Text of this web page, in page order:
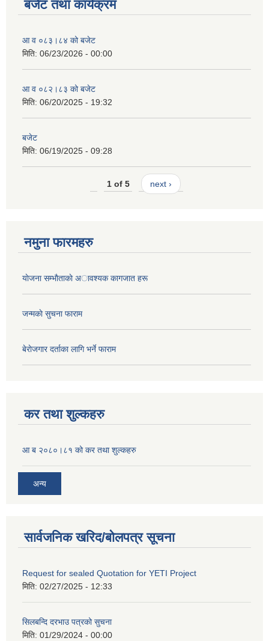
बजेट तथा कार्यक्रम
आ व ०८३।८४ को बजेट
मिति: 06/23/2026 - 00:00
आ व ०८२।८३ को बजेट
मिति: 06/20/2025 - 19:32
बजेट
मिति: 06/19/2025 - 09:28
1 of 5 next ›
नमुना फारमहरु
याेजना सम्भाैताकाे अावश्यक कागजात हरू
जन्मकाे सुचना फाराम
बेराेजगार दर्ताका लागि भर्ने फाराम
कर तथा शुल्कहरु
आ ब २०८०।८१ को कर तथा शुल्कहरु
अन्य
सार्वजनिक खरिद/बोलपत्र सूचना
Request for sealed Quotation for YETI Project
मिति: 02/27/2025 - 12:33
सिलबन्दि दरभाउ पत्रको सुचना
मिति: 01/29/2024 - 00:00